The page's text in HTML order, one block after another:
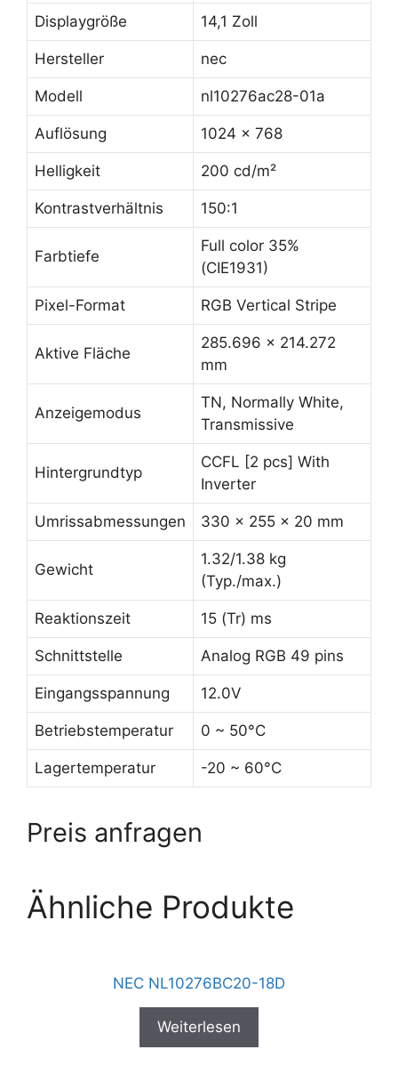
Displaygröße 14,1 Zoll
Hersteller nec
Modell nl10276ac28-01a
Auflösung 1024 x 768
Helligkeit 200 cd/m²
Kontrastverhältnis 150:1
Farbtiefe
Full color 35%
(CIE1931)
Pixel-Format RGB Vertical Stripe
Aktive Fläche
285.696 x 214.272
mm
Anzeigemodus
TN, Normally White,
Transmissive
Hintergrundtyp
CCFL [2 pcs] With
Inverter
Umrissabmessungen 330 x 255 x 20 mm
Gewicht
1.32/1.38 kg
(Typ./max.)
Reaktionszeit 15 (Tr) ms
Schnittstelle Analog RGB 49 pins
Eingangsspannung 12.0V
Betriebstemperatur 0 ~ 50°C
Lagertemperatur -20 ~ 60°C
Preis anfragen
Ähnliche Produkte
NEC NL10276BC20-18D
Weiterlesen